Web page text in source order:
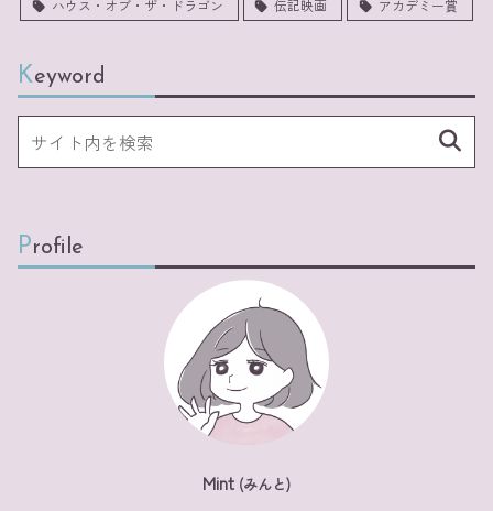
ハウス・オブ・ザ・ドラゴン
伝記映画 アカデミー賞
Keyword
Profile
Mint (みんと)